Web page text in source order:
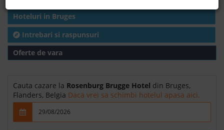
Hoteluri in Bruges
Intrebari si raspunsuri
Oferte de vara
Cauta cazare la Rosenburg Brugge Hotel din Bruges,
Flanders, Belgia Daca vrei sa schimbi hotelul apasa aici.
+40 376 444 888
LEI EURO